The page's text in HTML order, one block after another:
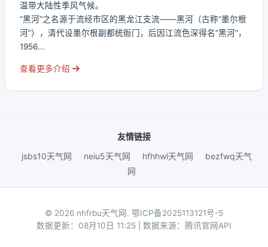
温带大陆性季风气候。
“黑河”之名源于流经市区的黑龙江支流——黑河（古称“墨尔根
河”），清代设墨尔根副都统衙门，后因江流色深得名“黑河”，
1956...
查看更多介绍
友情链接
jsbs10天气网
neiu5天气网 hfhhwl天气网
bezfwq天气
网
© 2026 nhfrbu天气网. 鄂ICP备2025113121号-5
数据更新：08月10日 11:25 | 数据来源：腾讯官网API